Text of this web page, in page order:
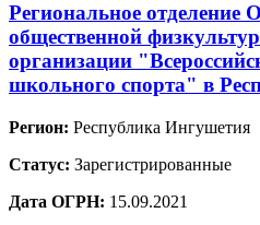
Региональное отделение
общественной
организации
школьного спорта" в
Регион: Республика Ингушетия
Статус: Зарегистрированные
Дата ОГРН: 15.09.2021